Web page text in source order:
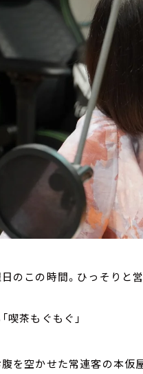
のこの時間。ひっそりと
喫茶もぐもぐ」
を空かせた常連客の本仮